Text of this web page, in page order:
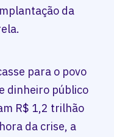
da
para o povo
dinheiro público
R$ 1,2 trilhão
da crise, a